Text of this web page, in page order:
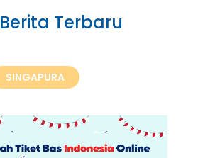
Berita Terbaru
SINGAPURA